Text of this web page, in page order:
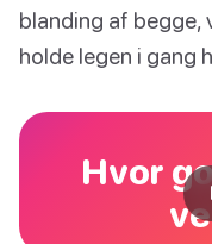
blanding af begge,
holde legen i gang
Hvor